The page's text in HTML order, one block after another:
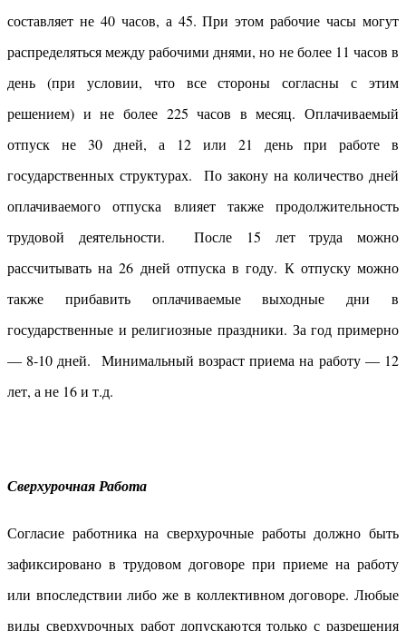
составляет не 40 часов, а 45. При этом рабочие часы могут
распределяться между рабочими днями, но не более 11 часов в
день (при условии, что все стороны согласны с этим
решением) и не более 225 часов в месяц. Оплачиваемый
отпуск не 30 дней, а 12 или 21 день при работе в
государственных структурах. По закону на количество дней
оплачиваемого отпуска влияет также продолжительность
трудовой деятельности. После 15 лет труда можно
рассчитывать на 26 дней отпуска в году. К отпуску можно
также прибавить оплачиваемые выходные дни в
государственные и религиозные праздники. За год примерно
— 8-10 дней. Минимальный возраст приема на работу — 12
лет, а не 16 и т.д.
Сверхурочная Работа
Согласие работника на сверхурочные работы должно быть
зафиксировано в трудовом договоре при приеме на работу
или впоследствии либо же в коллективном договоре. Любые
виды сверхурочных работ допускаются только с разрешения